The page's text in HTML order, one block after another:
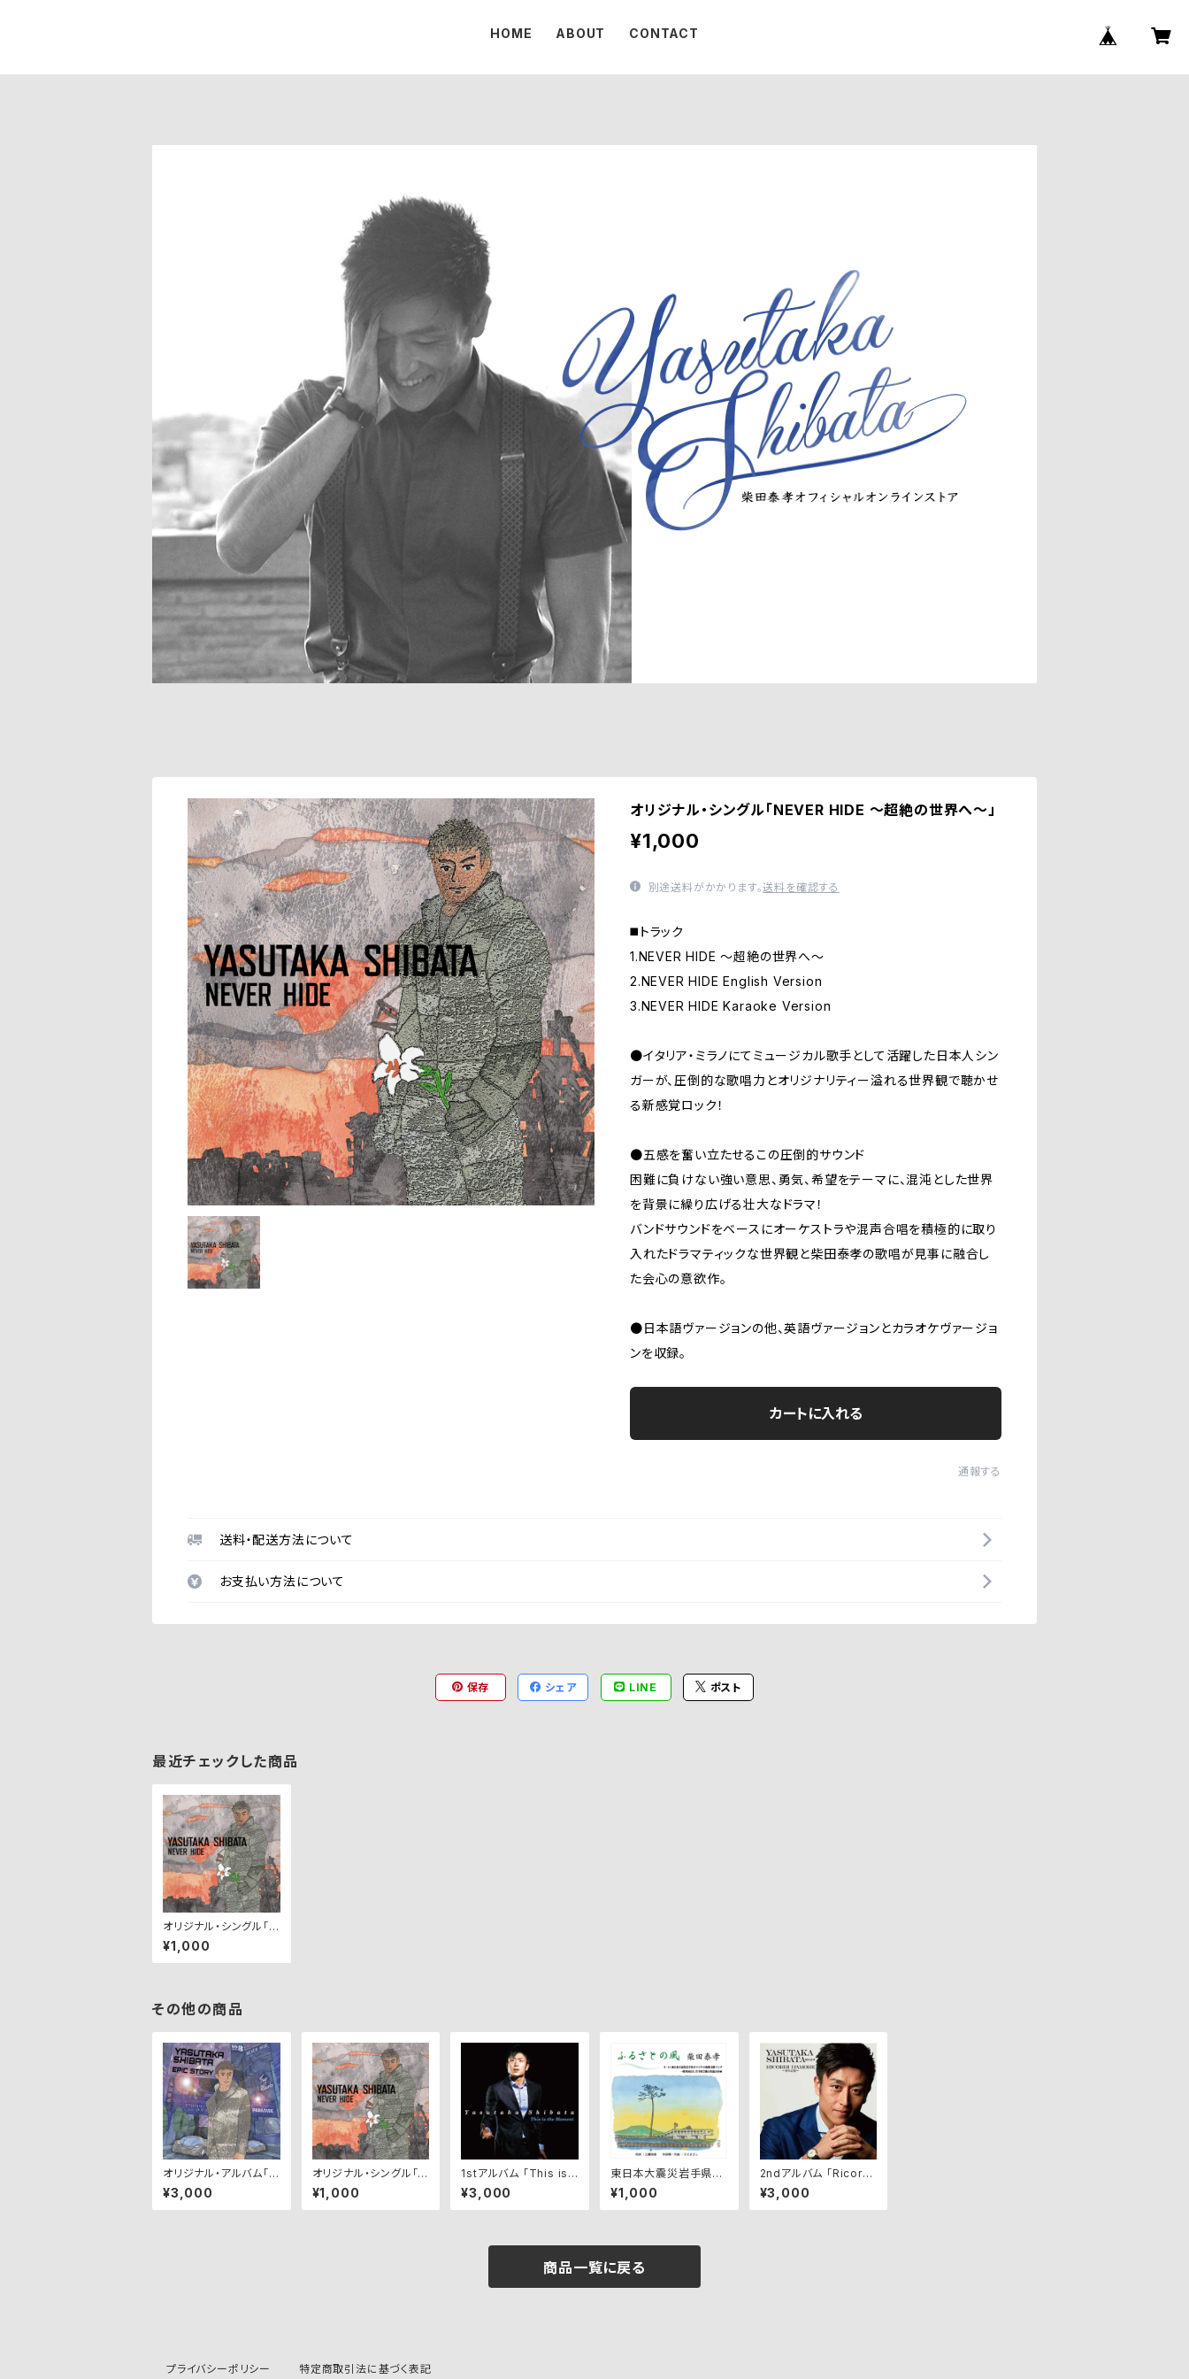
HOME ABOUT CONTACT
オリジナル・シングル「NEVER HIDE 〜超絶の世界へ〜」
¥1,000
別途送料がかかります。送料を確認する
◼️トラック
1.NEVER HIDE 〜超絶の世界へ〜
2.NEVER HIDE English Version
3.NEVER HIDE Karaoke Version
●イタリア・ミラノにてミュージカル歌手として活躍した日本人シン
ガーが、圧倒的な歌唱力とオリジナリティー溢れる世界観で聴かせ
る新感覚ロック！
●五感を奮い立たせるこの圧倒的サウンド
困難に負けない強い意思、勇気、希望をテーマに、混沌とした世界
を背景に繰り広げる壮大なドラマ！
バンドサウンドをベースにオーケストラや混声合唱を積極的に取り
入れたドラマティックな世界観と柴田泰孝の歌唱が見事に融合し
た会心の意欲作。
●日本語ヴァージョンの他、英語ヴァージョンとカラオケヴァージョ
ンを収録。
カートに入れる
通報する
送料・配送方法について
お支払い方法について
保存 シェア LINE ポスト
最近チェックした商品
オリジナル・シングル「N
EVER HIDE 〜超絶の
世界へ〜」
¥1,000
その他の商品
オリジナル・アルバム「E
PIC STORY」
¥3,000
オリジナル・シングル「N
EVER HIDE 〜超絶の
世界へ〜」
¥1,000
1stアルバム 「This is t
he Moment/時が来
た」
¥3,000
東日本大震災岩手県オ
リジナル復興ソング「ふ
るさとの風」
¥1,000
2ndアルバム 「Ricordi
d’amore/愛の記憶」
¥3,000
商品一覧に戻る
プライバシーポリシー 特定商取引法に基づく表記